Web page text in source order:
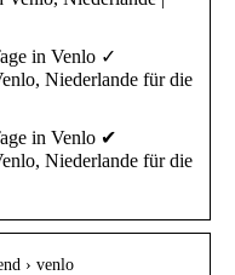
in Venlo ✓
Niederlande für die
in Venlo ✔
Niederlande für die
› venlo